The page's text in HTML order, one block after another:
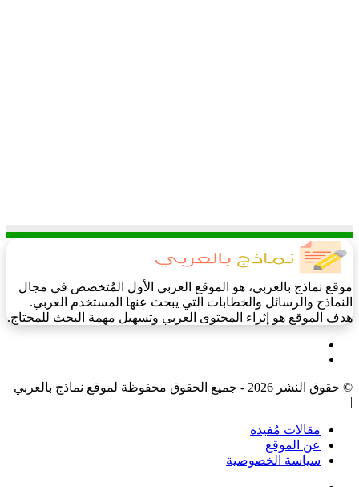
موقع نماذج بالعربي، هو الموقع العربي الأول المُتخصص في مجال
النماذج والرسائل والخطابات التي يبحث عنها المستخدم العربي.
هدف الموقع هو إثراء المحتوى العربي وتسهيل مهمة البحث للمحتاج.
© حقوق النشر 2026 - جميع الحقوق محفوظة لموقع نماذج بالعربي
|
مقالات مُفيدة
عن الموقع
سياسة الخصوصية